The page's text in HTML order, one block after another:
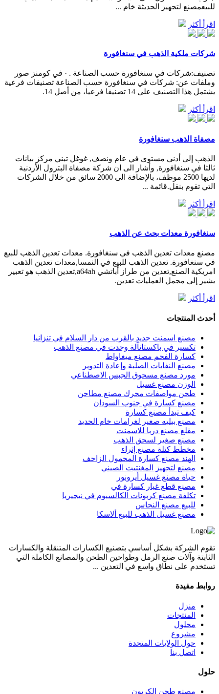
للبيعمصنع لتجهيز الحديثة خام ...
اقرأ أكثر
شركات ملكية الذهب في سنغافورة
تصنيف:شركات في سنغافورة حسب الصناعة . · في كومنز صور
وملفات عن: شركات في سنغافورة حسب الصناعة تصنيفات فرعية
يشتمل هذا التصنيف على 14 تصنيفا فرعيا، من أصل 14.
اقرأ أكثر
مصفاة الذهب سنغافورة
الذهب إلى أدنى مستوى في عام ونصف, غوغل تبني مركز بيانات
ثالثا في سنغافورة, وأشار الى ان شركة مصفاة البترول الأردنية
لديها 2500 موظف، بالإضافة الى 2000 سائق من خلال الشركات
التي تقوم بنقل.قائمة ...
اقرأ أكثر
سنغافورة معدات بحث عن الذهب
مصنع معدات تعدين الذهب في سنغافورة. معدات تعدين الذهب للبيع
في سنغافورة. تعدين الذهب للبيع في النمسا,معدات تعدين الذهب
امريكية الصنع,تعدين من طراز أباتشي a64ah,تعدين الذهب هو تعبير
يشير إلى مجمل العمليات تعدين.
اقرأ أكثر
أحدث المنتجات
مصنع اسمنت جديد بالقرب من دار السلام في تنزانيا
تكسير في باكستانآلة وجدت في مصنع الذهب
كسارة الفحم مصنع ميغاواط
مصنع النفايات الصلبة وإعادة التدوير
مورد مصنع مسحوق الجبس الاصطناعي
الوزن مصنع غسيل
طحن مواصفات محرك مصنع مطاحن
مصنع كسارة في جنوب السودان
كيف تبدأ مصنع كسارة
مصنع بيليه صغير لغرامات خام الحديد
مقلع مصنع دربا للاسمنت
مصنع صغير لسحق الذهب
مخطط كتلة مصنع إثراء
الهند مصنع كسارة المحمول الزاحف
مصنع لتجهيز المغنتيت الصيني
حياة مصنع غسيل أيرونور
مصنع قطع غيار كسارة في
تكلفة مصنع كربونات الكالسيوم في نيجيريا
للبيع مصنع النحاس
مصنع غسيل الذهب للبيع ألاسكا
تقوم الشركة بشكل أساسي بتصنيع الكسارات المتنقلة والكسارات
الثابتة وآلات صنع الرمل وطواحين الطحن والمصانع الكاملة التي
تستخدم على نطاق واسع في التعدين ...
روابط مفيدة
منزل
المنتجات
محلول
مشروع
حول الولايات المتحدة
اتصل بنا
حلول
مصنع طحن الكربون